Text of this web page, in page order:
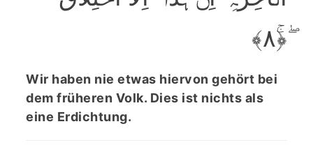
ۖ﴿ۚ۸﴾
Wir haben nie etwas hiervon gehört bei
dem früheren Volk. Dies ist nichts als
eine Erdichtung.